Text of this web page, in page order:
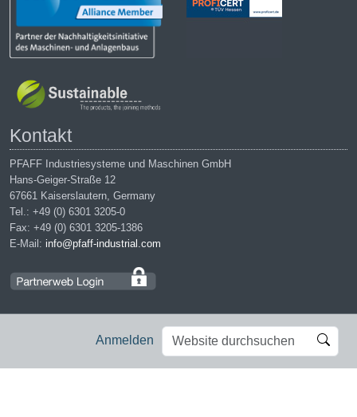
Anmelden
Website
durchsuchen
Erweiterte
Suche…
Kontakt
PFAFF Industriesysteme und Maschinen GmbH
Hans-Geiger-Straße 12
67661 Kaiserslautern, Germany
Tel.: +49 (0) 6301 3205-0
Fax: +49 (0) 6301 3205-1386
E-Mail: info@pfaff-industrial.com